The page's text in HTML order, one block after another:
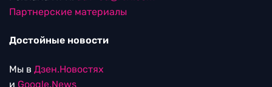
Партнерские материалы
Достойные новости
Мы в Дзен.Новостях
и Google.News